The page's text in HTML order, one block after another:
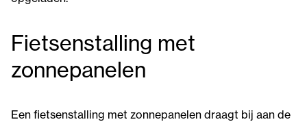
Fietsenstalling met
zonnepanelen
Een fietsenstalling met zonnepanelen draagt bij aan de